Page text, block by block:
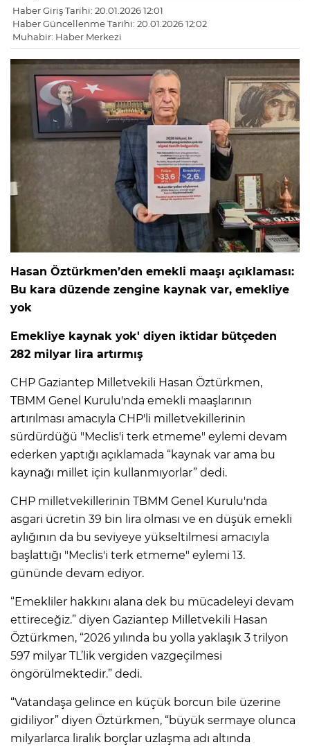
Haber Giriş Tarihi: 20.01.2026 12:01
Haber Güncellenme Tarihi: 20.01.2026 12:02
Muhabir: Haber Merkezi
Hasan Öztürkmen’den emekli maaşı açıklaması:
Bu kara düzende zengine kaynak var, emekliye
yok
Emekliye kaynak yok' diyen iktidar bütçeden
282 milyar lira artırmış
CHP Gaziantep Milletvekili Hasan Öztürkmen,
TBMM Genel Kurulu'nda emekli maaşlarının
artırılması amacıyla CHP'li milletvekillerinin
sürdürdüğü "Meclis'i terk etmeme" eylemi devam
ederken yaptığı açıklamada “kaynak var ama bu
kaynağı millet için kullanmıyorlar” dedi.
CHP milletvekillerinin TBMM Genel Kurulu'nda
asgari ücretin 39 bin lira olması ve en düşük emekli
aylığının da bu seviyeye yükseltilmesi amacıyla
başlattığı "Meclis'i terk etmeme" eylemi 13.
gününde devam ediyor.
“Emekliler hakkını alana dek bu mücadeleyi devam
ettireceğiz.” diyen Gaziantep Milletvekili Hasan
Öztürkmen, “2026 yılında bu yolla yaklaşık 3 trilyon
597 milyar TL’lik vergiden vazgeçilmesi
öngörülmektedir.” dedi.
“Vatandaşa gelince en küçük borcun bile üzerine
gidiliyor” diyen Öztürkmen, “büyük sermaye olunca
milyarlarca liralık borçlar uzlaşma adı altında